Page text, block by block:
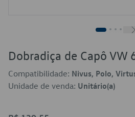
Dobradiça de Capô VW
Compatibilidade: Nivus, Polo,
Unidade de venda: Unitário(a)